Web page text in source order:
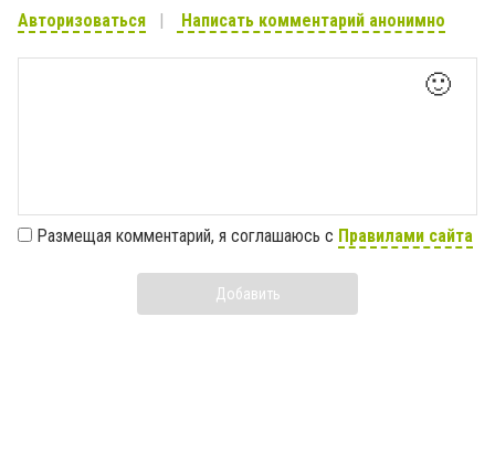
Авторизоваться Написать комментарий анонимно
🙂
Размещая комментарий, я соглашаюсь с Правилами сайта
Добавить